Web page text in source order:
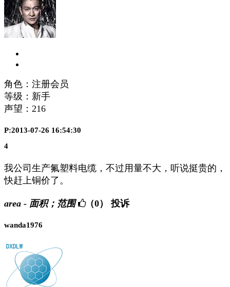
角色：注册会员
等级：新手
声望： 216
P:2013-07-26 16:54:30
4
我公司生产氟塑料电缆，不过用量不大，听说挺贵的，
快赶上铜价了。
area - 面积；范围 （0） 投诉
wanda1976